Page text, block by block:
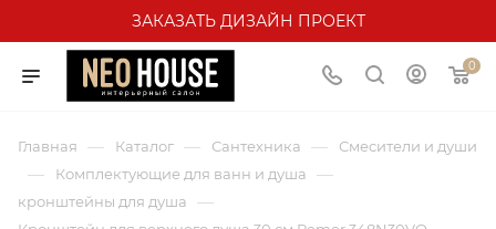
ЗАКАЗАТЬ ДИЗАЙН ПРОЕКТ
0
Главная — Каталог — Сантехника — Смесители и души
— Комплектующие для ванн и душа —
кронштейны для душа —